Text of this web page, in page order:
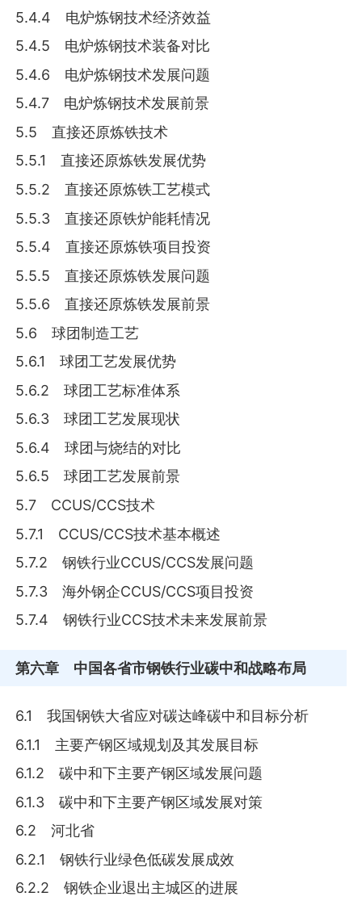
5.4.4 电炉炼钢技术经济效益
5.4.5 电炉炼钢技术装备对比
5.4.6 电炉炼钢技术发展问题
5.4.7 电炉炼钢技术发展前景
5.5 直接还原炼铁技术
5.5.1 直接还原炼铁发展优势
5.5.2 直接还原炼铁工艺模式
5.5.3 直接还原铁炉能耗情况
5.5.4 直接还原炼铁项目投资
5.5.5 直接还原炼铁发展问题
5.5.6 直接还原炼铁发展前景
5.6 球团制造工艺
5.6.1 球团工艺发展优势
5.6.2 球团工艺标准体系
5.6.3 球团工艺发展现状
5.6.4 球团与烧结的对比
5.6.5 球团工艺发展前景
5.7 CCUS/CCS技术
5.7.1 CCUS/CCS技术基本概述
5.7.2 钢铁行业CCUS/CCS发展问题
5.7.3 海外钢企CCUS/CCS项目投资
5.7.4 钢铁行业CCS技术未来发展前景
第六章 中国各省市钢铁行业碳中和战略布局
6.1 我国钢铁大省应对碳达峰碳中和目标分析
6.1.1 主要产钢区域规划及其发展目标
6.1.2 碳中和下主要产钢区域发展问题
6.1.3 碳中和下主要产钢区域发展对策
6.2 河北省
6.2.1 钢铁行业绿色低碳发展成效
6.2.2 钢铁企业退出主城区的进展